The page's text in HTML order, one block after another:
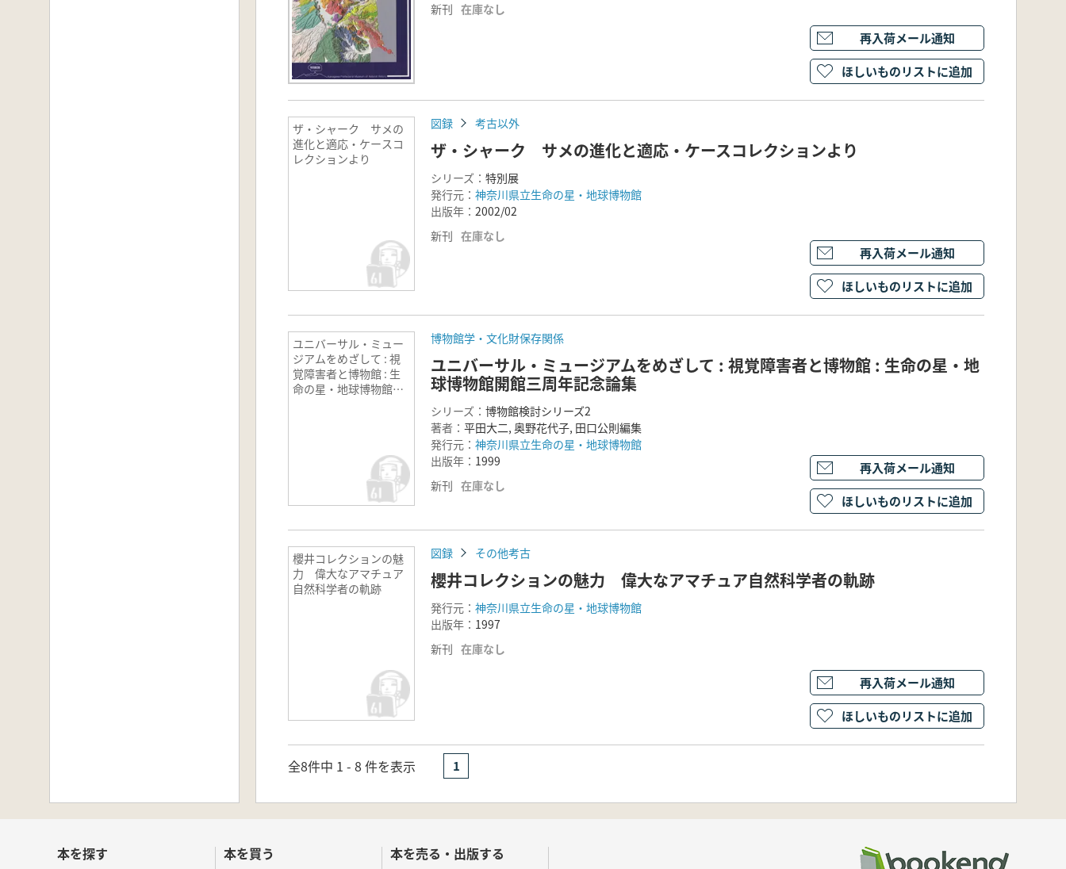
新刊 在庫なし
再入荷メール通知
ほしいものリストに追加
ザ・シャーク サメの
進化と適応・ケースコ
レクションより
図録 考古以外
ザ・シャーク サメの進化と適応・ケースコレクションより
シリーズ： 特別展
発行元： 神奈川県立生命の星・地球博物館
出版年： 2002/02
新刊 在庫なし
再入荷メール通知
ほしいものリストに追加
ユニバーサル・ミュー
ジアムをめざして : 視
覚障害者と博物館 : 生
命の星・地球博物館開
博物館学・文化財保存関係
ユニバーサル・ミュージアムをめざして : 視覚障害者と博物館 : 生命の星・地
球博物館開館三周年記念論集
シリーズ： 博物館検討シリーズ2
著者： 平田大二, 奥野花代子, 田口公則編集
発行元： 神奈川県立生命の星・地球博物館
出版年： 1999
新刊 在庫なし
再入荷メール通知
ほしいものリストに追加
櫻井コレクションの魅
力 偉大なアマチュア
自然科学者の軌跡
図録 その他考古
櫻井コレクションの魅力 偉大なアマチュア自然科学者の軌跡
発行元： 神奈川県立生命の星・地球博物館
出版年： 1997
新刊 在庫なし
再入荷メール通知
ほしいものリストに追加
全8件中 1 - 8 件を表示 1
本を探す 本を買う 本を売る・出版する